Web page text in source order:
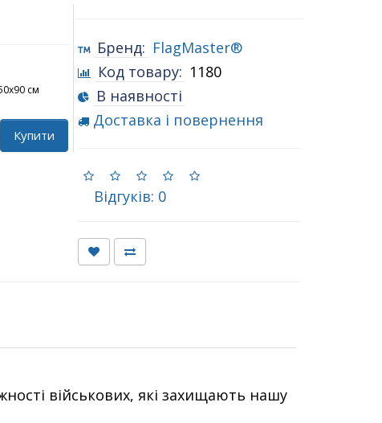
см
Купити
Бренд: FlagMaster®
Код товару: 1180
В наявності
Доставка і повернення
Відгуків: 0
військових, які захищають нашу